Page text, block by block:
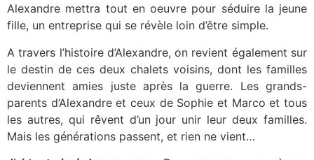
Alexandre mettra tout en oeuvre pour séduire la jeune
fille, un entreprise qui se révèle loin d’être simple.
A travers l’histoire d’Alexandre, on revient également sur
le destin de ces deux chalets voisins, dont les familles
deviennent amies juste après la guerre. Les grands-
parents d’Alexandre et ceux de Sophie et Marco et tous
les autres, qui rêvent d’un jour unir leur deux familles.
Mais les générations passent, et rien ne vient…